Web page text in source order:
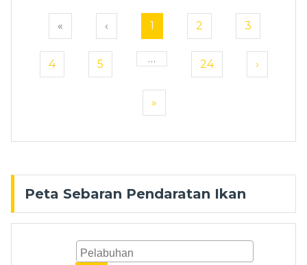
« ‹ 1 2 3
4 5 … 24 ›
»
Peta Sebaran Pendaratan Ikan